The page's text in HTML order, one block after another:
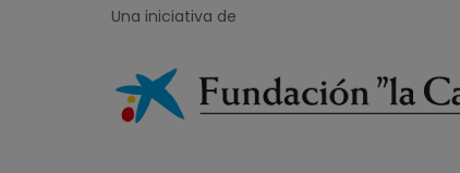
Una iniciativa de